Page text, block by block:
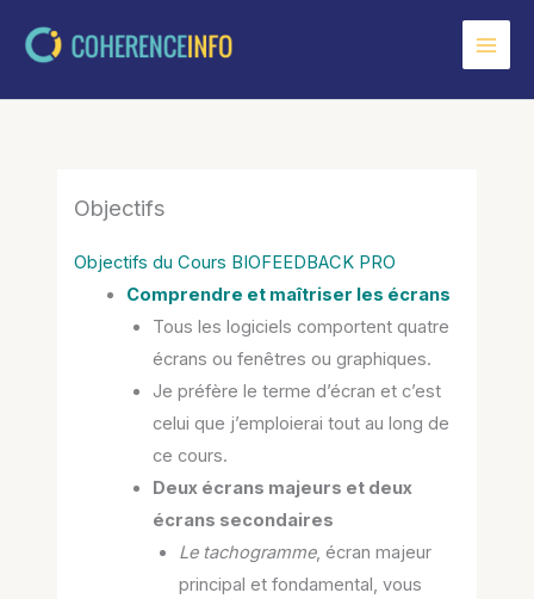
Objectifs
Objectifs du Cours BIOFEEDBACK PRO
Comprendre et maîtriser les écrans
Tous les logiciels comportent quatre
écrans ou fenêtres ou graphiques.
Je préfère le terme d’écran et c’est
celui que j’emploierai tout au long de
ce cours.
Deux écrans majeurs et deux
écrans secondaires
Le tachogramme, écran majeur
principal et fondamental, vous